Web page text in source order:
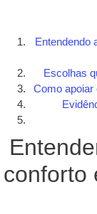
Entendendo
Escolhas
Como apoiar
conforto